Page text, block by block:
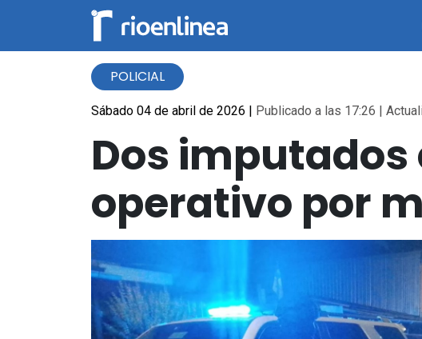
POLICIAL
Sábado 04 de abril de 2026 | Publicado a las 17:26 |
Dos
operativo por